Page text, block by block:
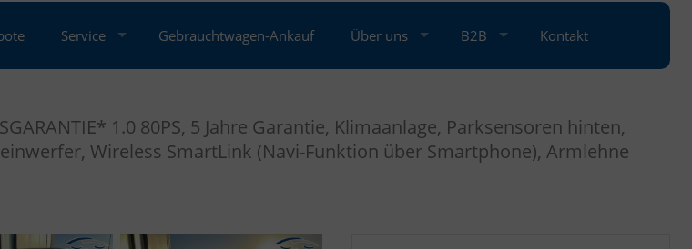
Service Gebrauchtwagen-Ankauf Über uns B2B Kontakt
1.0 80PS, 5 Jahre Garantie, Klimaanlage, Parksensoren hinten,
Wireless SmartLink (Navi-Funktion über Smartphone), Armlehne